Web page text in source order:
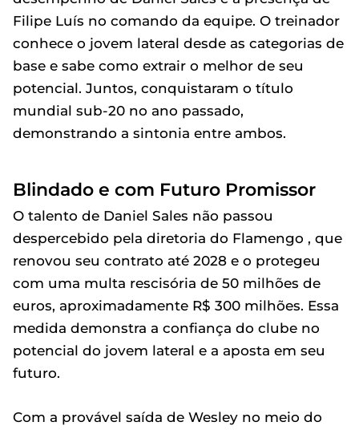
Filipe Luís no comando da equipe. O treinador
conhece o jovem lateral desde as categorias de
base e sabe como extrair o melhor de seu
potencial. Juntos, conquistaram o título
mundial sub-20 no ano passado,
demonstrando a sintonia entre ambos.
Blindado e com Futuro Promissor
O talento de Daniel Sales não passou
despercebido pela diretoria do Flamengo , que
renovou seu contrato até 2028 e o protegeu
com uma multa rescisória de 50 milhões de
euros, aproximadamente R$ 300 milhões. Essa
medida demonstra a confiança do clube no
potencial do jovem lateral e a aposta em seu
futuro.
Com a provável saída de Wesley no meio do